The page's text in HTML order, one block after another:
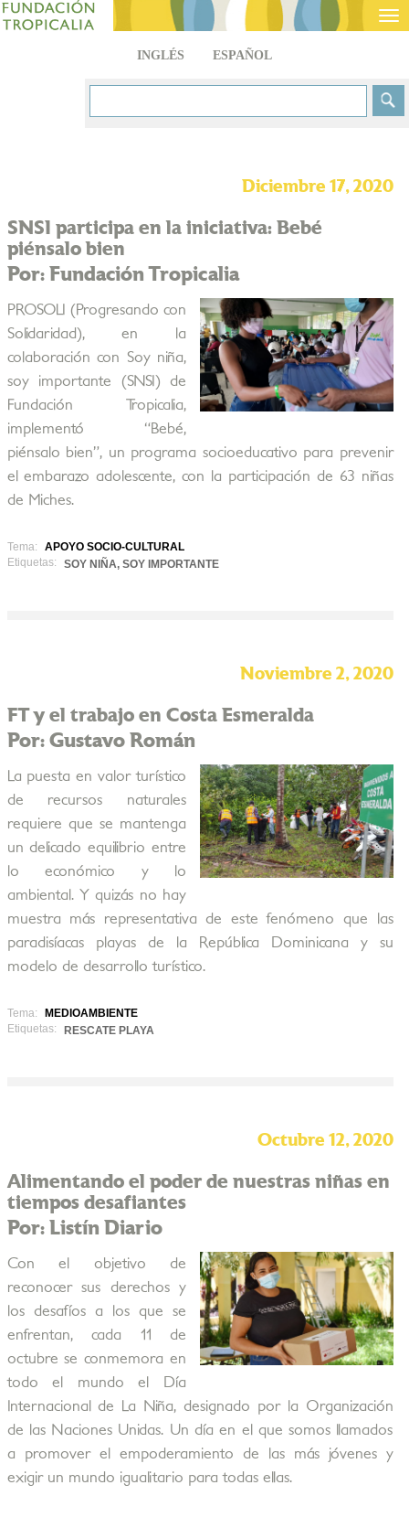
INGLÉS ESPAÑOL
Diciembre 17, 2020
SNSI participa en la iniciativa: Bebé
piénsalo bien
Por: Fundación Tropicalia
PROSOLI (Progresando con
Solidaridad), en la
colaboración con Soy niña,
soy importante (SNSI) de
Fundación Tropicalia,
implementó “Bebé,
piénsalo bien”, un programa socioeducativo para prevenir
el embarazo adolescente, con la participación de 63 niñas
de Miches.
Tema:
APOYO SOCIO-CULTURAL
Etiquetas:
SOY NIÑA, SOY IMPORTANTE
Noviembre 2, 2020
FT y el trabajo en Costa Esmeralda
Por: Gustavo Román
La puesta en valor turístico
de recursos naturales
requiere que se mantenga
un delicado equilibrio entre
lo económico y lo
ambiental. Y quizás no hay
muestra más representativa de este fenómeno que las
paradisíacas playas de la República Dominicana y su
modelo de desarrollo turístico.
Tema:
MEDIOAMBIENTE
Etiquetas:
RESCATE PLAYA
Octubre 12, 2020
Alimentando el poder de nuestras niñas en
tiempos desafiantes
Por: Listín Diario
Con el objetivo de
reconocer sus derechos y
los desafíos a los que se
enfrentan, cada 11 de
octubre se conmemora en
todo el mundo el Día
Internacional de La Niña, designado por la Organización
de las Naciones Unidas. Un día en el que somos llamados
a promover el empoderamiento de las más jóvenes y
exigir un mundo igualitario para todas ellas.